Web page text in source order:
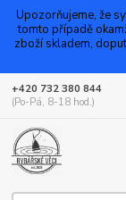
Upozorňujeme, že
tomto případě
zboží skladem,
+420 732 380 844
(Po-Pá, 8-18 hod.)